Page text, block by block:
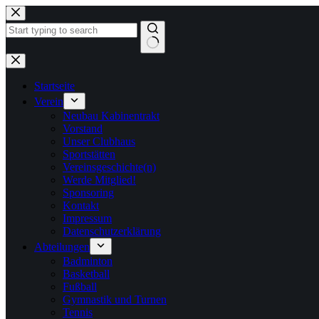
Zum
Inhalt
springen
Keine
Ergebnisse
Startseite
Verein
Neubau Kabinentrakt
Vorstand
Unser Clubhaus
Sportstätten
Vereinsgeschichte(n)
Werde Mitglied!
Sponsoring
Kontakt
Impressum
Datenschutzerklärung
Abteilungen
Badminton
Basketball
Fußball
Gymnastik und Turnen
Tennis